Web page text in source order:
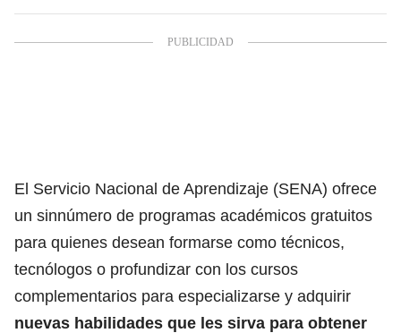
El Servicio Nacional de Aprendizaje (SENA) ofrece
un sinnúmero de programas académicos gratuitos
para quienes desean formarse como técnicos,
tecnólogos o profundizar con los cursos
complementarios para especializarse y adquirir
nuevas habilidades que les sirva para obtener